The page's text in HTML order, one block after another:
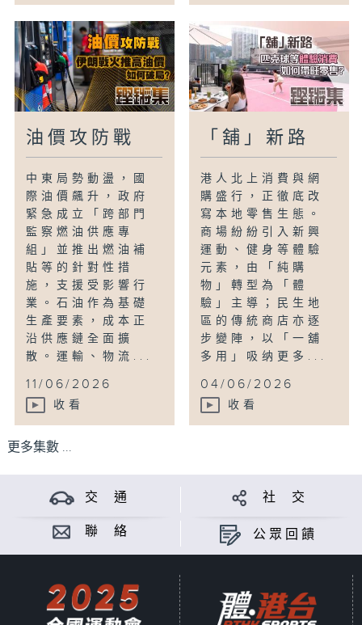
油價攻防戰
中東局勢動盪，國
際油價飆升，政府
緊急成立「跨部門
監察燃油供應專
組」並推出燃油補
貼等的針對性措
施，支援受影響行
業。石油作為基礎
生產要素，成本正
沿供應鏈全面擴
散。運輸、物流...
11/06/2026
收看
「舖」新路
港人北上消費與網
購盛行，正徹底改
寫本地零售生態。
商場紛紛引入新興
運動、健身等體驗
元素，由「純購
物」轉型為「體
驗」主導；民生地
區的傳統商店亦逐
步變陣，以「一舖
多用」吸纳更多...
04/06/2026
收看
更多集數 ...
交 通 社 交
聯 絡 公眾回饋